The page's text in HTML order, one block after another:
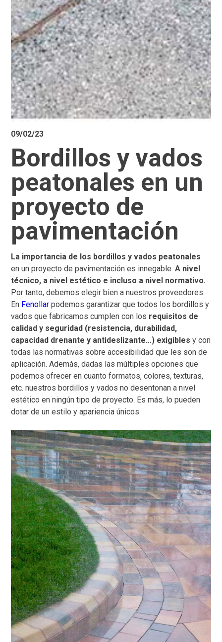
09/02/23
Bordillos y vados
peatonales en un
proyecto de
pavimentación
La importancia de los bordillos y vados peatonales
en un proyecto de pavimentación es innegable.A nivel
técnico, a nivel estético e incluso a nivel normativo.
Por tanto, debemos elegir bien a nuestros proveedores.
En Fenollar podemos garantizar que todos los bordillos y
vados que fabricamos cumplen con los requisitos de
calidad y seguridad (resistencia, durabilidad,
capacidad drenante y antideslizante…) exigibles y con
todas las normativas sobre accesibilidad que les son de
aplicación. Además, dadas las múltiples opciones que
podemos ofrecer en cuanto formatos, colores, texturas,
etc. nuestros bordillos y vados no desentonan a nivel
estético en ningún tipo de proyecto. Es más, lo pueden
dotar de un estilo y apariencia únicos.